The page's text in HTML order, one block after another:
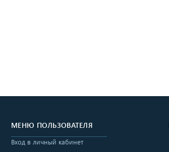
МЕНЮ ПОЛЬЗОВАТЕЛЯ
Вход в личный кабинет